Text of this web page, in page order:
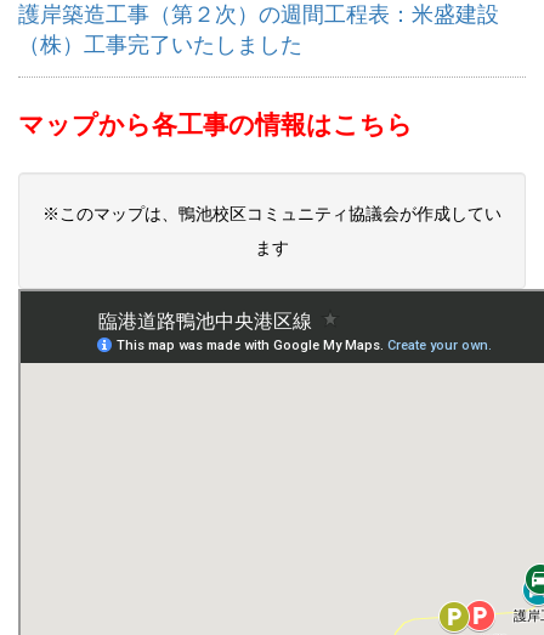
護岸築造工事（第２次）の週間工程表：米盛建設
（株）工事完了いたしました
マップから各工事の情報はこちら
※このマップは、鴨池校区コミュニティ協議会が作成してい
ます